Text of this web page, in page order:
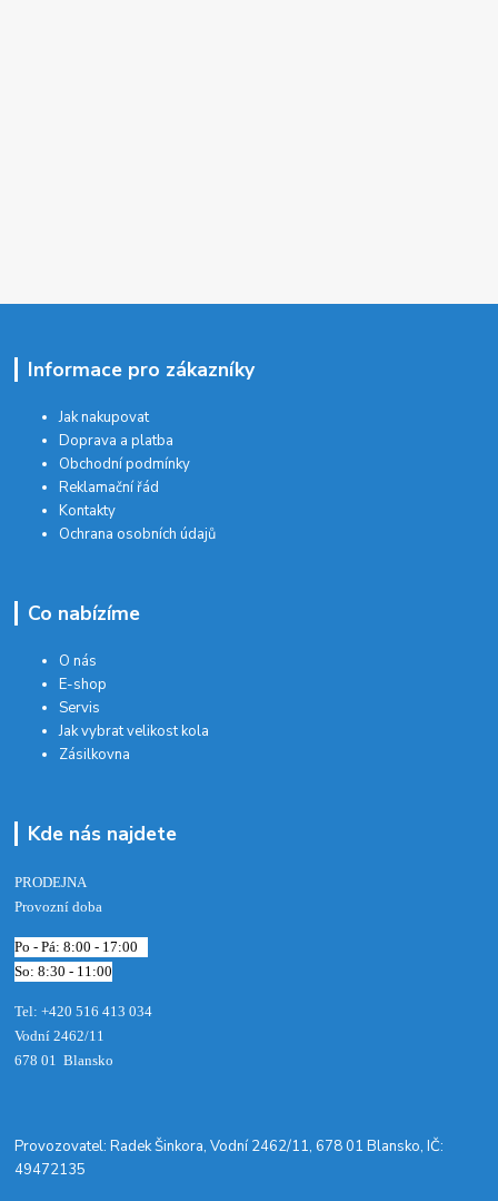
Informace pro zákazníky
Jak nakupovat
Doprava a platba
Obchodní podmínky
Reklamační řád
Kontakty
Ochrana osobních údajů
Co nabízíme
O nás
E-shop
Servis
Jak vybrat velikost kola
Zásilkovna
Kde nás najdete
PRODEJNA
Provozní doba
Po - Pá: 8:00 - 17:00
So: 8:30 - 11:00
Tel: +420 516 413 034‬
Vodní 2462/11
678 01 Blansko
​Provozovatel: Radek Šinkora, Vodní 2462/11, 678 01 Blansko, IČ:
49472135